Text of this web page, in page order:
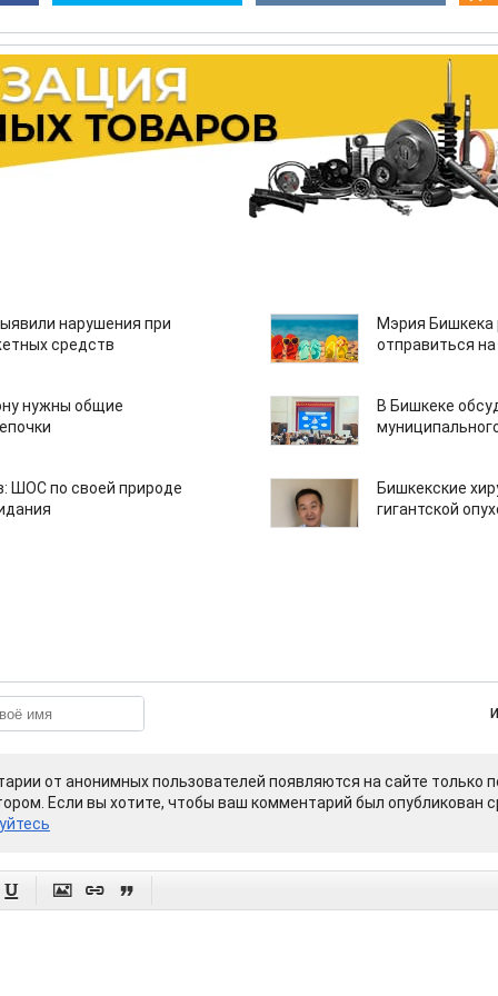
нарушения при
средств
Мэрия Бишкека
отправиться
нужны общие
В Бишкеке
ШОС по своей природе
Бишкекские
гигантской
от анонимных пользователей появляются на сайте только
Если вы хотите, чтобы ваш комментарий был опубликован
   